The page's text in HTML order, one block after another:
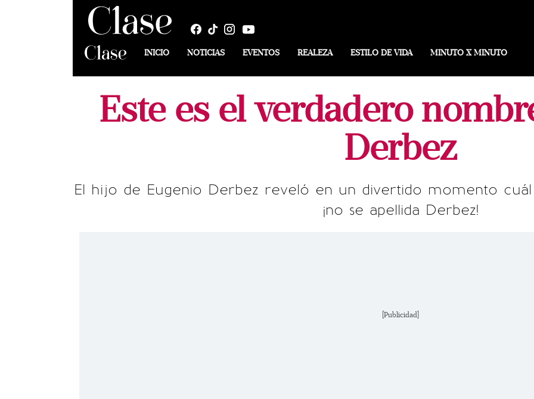
INICIO NOTICIAS EVENTOS REALEZA ESTILO DE VIDA MINUTO X MINUTO
Este es el verdadero
Derbez
El hijo de Eugenio Derbez reveló en un divertido momento
¡no se apellida Derbez!
[Publicidad]